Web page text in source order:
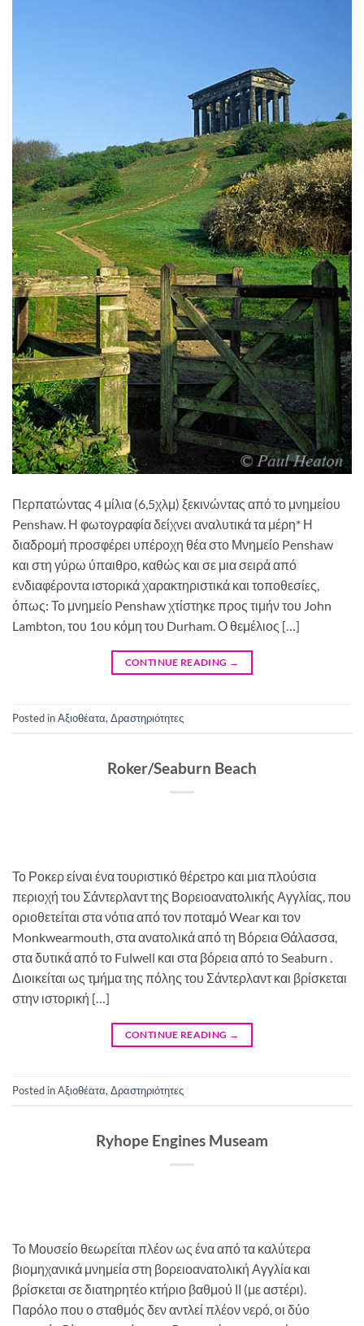
Περπατώντας 4 μίλια (6,5χλμ) ξεκινώντας από το μνημείου
Penshaw. Η φωτογραφία δείχνει αναλυτικά τα μέρη* Η
διαδρομή προσφέρει υπέροχη θέα στο Μνημείο Penshaw
και στη γύρω ύπαιθρο, καθώς και σε μια σειρά από
ενδιαφέροντα ιστορικά χαρακτηριστικά και τοποθεσίες,
όπως: Το μνημείο Penshaw χτίστηκε προς τιμήν του John
Lambton, του 1ου κόμη του Durham. Ο θεμέλιος […]
CONTINUE READING →
Posted inΑξιοθέατα, Δραστηριότητες
Roker/Seaburn Beach
Το Ροκερ είναι ένα τουριστικό θέρετρο και μια πλούσια
περιοχή του Σάντερλαντ της Βορειοανατολικής Αγγλίας, που
οριοθετείται στα νότια από τον ποταμό Wear και τον
Monkwearmouth, στα ανατολικά από τη Βόρεια Θάλασσα,
στα δυτικά από το Fulwell και στα βόρεια από το Seaburn .
Διοικείται ως τμήμα της πόλης του Σάντερλαντ και βρίσκεται
στην ιστορική […]
CONTINUE READING →
Posted inΑξιοθέατα, Δραστηριότητες
Ryhope Engines Museam
Το Μουσείο θεωρείται πλέον ως ένα από τα καλύτερα
βιομηχανικά μνημεία στη βορειοανατολική Αγγλία και
βρίσκεται σε διατηρητέο κτήριο βαθμού ΙΙ (με αστέρι).
Παρόλο που ο σταθμός δεν αντλεί πλέον νερό, οι δύο